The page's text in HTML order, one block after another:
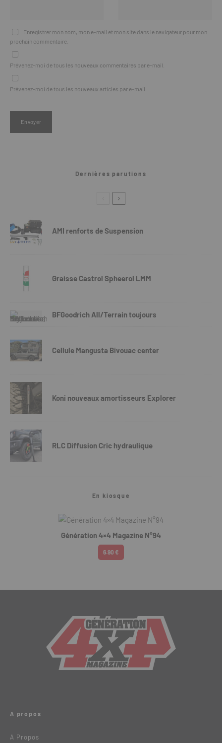
Enregistrer mon nom, mon e-mail et mon site dans le navigateur pour mon
prochain commentaire.
Prévenez-moi de tous les nouveaux commentaires par e-mail.
Prévenez-moi de tous les nouveaux articles par e-mail.
Dernières parutions
AMI renforts de Suspension
Graisse Castrol Spheerol LMM
BFGoodrich All/Terrain toujours
Cellule Mangusta Bivouac center
Koni nouveaux amortisseurs Explorer
RLC Diffusion Cric hydraulique
En kiosque
Génération 4×4 Magazine N°94
6.90 €
A propos
A Propos